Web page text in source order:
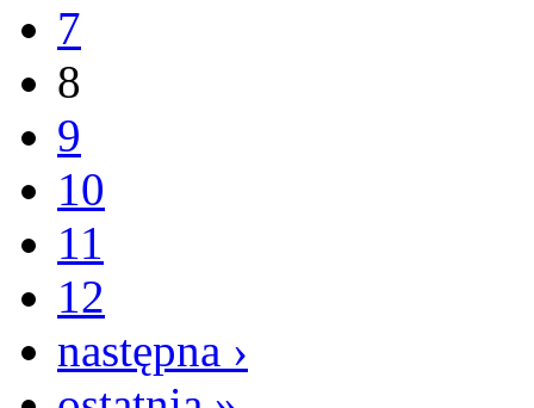
7
8
9
10
11
12
następna ›